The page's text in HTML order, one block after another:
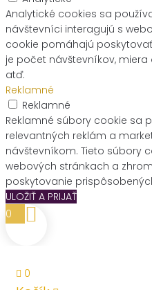
Analytické cookies sa
návštevníci interagujú s
cookie pomáhajú
je počet návštevníkov,
atď.
Reklamné
Reklamné
Reklamné súbory cookie sa
relevantných reklám a
návštevníkom. Tieto súbory
webových stránkach a
poskytovanie
ULOŽIŤ A PRIJAŤ
0
0